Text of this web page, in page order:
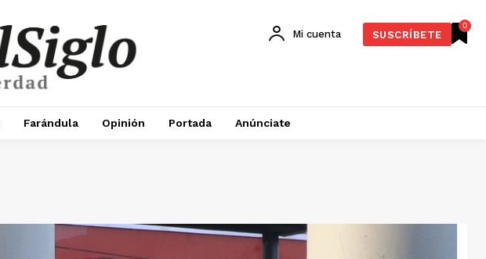
0
Mi cuenta SUSCRÍBETE
Farándula Opinión Portada Anúnciate